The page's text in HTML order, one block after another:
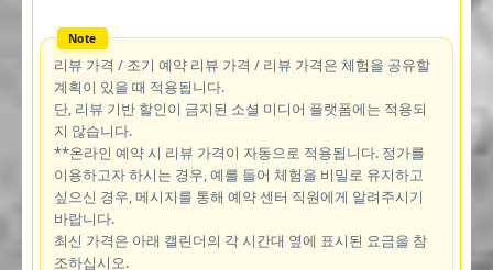
리뷰 가격 / 조기 예약 리뷰 가격 / 리뷰 가격은 체험을 공유할
계획이 있을 때 적용됩니다.
단, 리뷰 기반 할인이 금지된 소셜 미디어 플랫폼에는 적용되
지 않습니다.
**온라인 예약 시 리뷰 가격이 자동으로 적용됩니다. 정가를
이용하고자 하시는 경우, 예를 들어 체험을 비밀로 유지하고
싶으신 경우, 메시지를 통해 예약 센터 직원에게 알려주시기
바랍니다.
최신 가격은 아래 캘린더의 각 시간대 옆에 표시된 요금을 참
조하십시오.